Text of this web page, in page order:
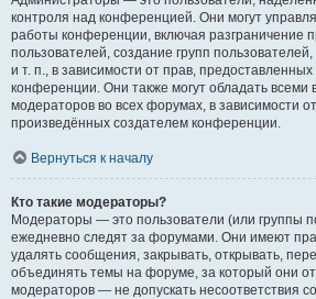
контроля над конференцией. Они могут
работы конференции, включая разграничение
пользователей, создание групп
и т. п., в зависимости от прав,
конференции. Они также могут обладать всеми
модераторов во всех форумах, в зависимости
произведённых создателем конференции.
Вернуться к началу
Кто такие модераторы?
Модераторы — это пользователи (или группы
ежедневно следят за форумами. Они имеют
удалять сообщения, закрывать, открывать,
объединять темы на форуме, за который они
модераторов — не допускать несоответствия